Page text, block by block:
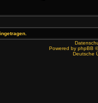
Powered by phpBB
Deutsche